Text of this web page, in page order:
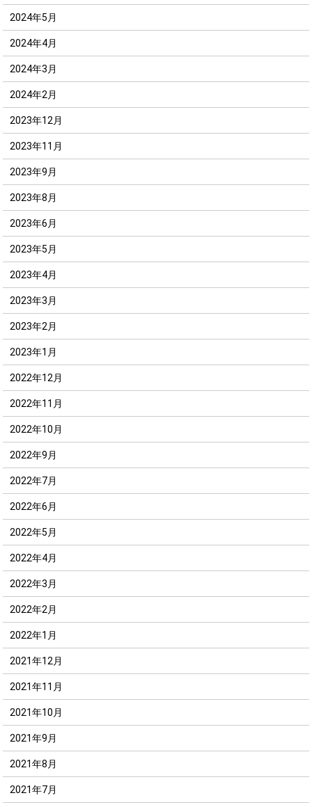
2024年5月
2024年4月
2024年3月
2024年2月
2023年12月
2023年11月
2023年9月
2023年8月
2023年6月
2023年5月
2023年4月
2023年3月
2023年2月
2023年1月
2022年12月
2022年11月
2022年10月
2022年9月
2022年7月
2022年6月
2022年5月
2022年4月
2022年3月
2022年2月
2022年1月
2021年12月
2021年11月
2021年10月
2021年9月
2021年8月
2021年7月